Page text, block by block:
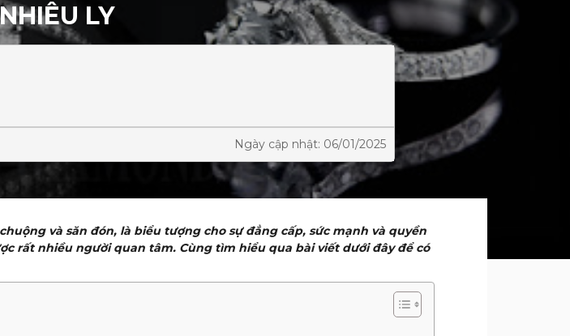
LY
Ngày cập nhật: 06/01/2025
và săn đón, là biểu tượng cho sự đẳng cấp, sức mạnh và quyền
rất nhiều người quan tâm. Cùng tìm hiểu qua bài viết dưới đây để có